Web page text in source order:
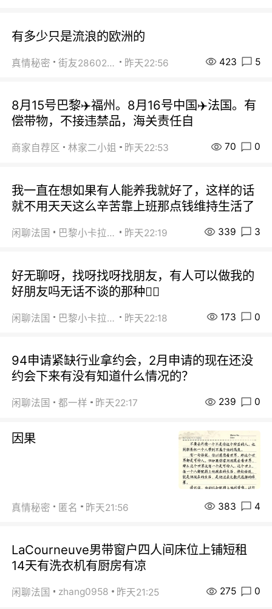
有多少只是流浪的欧洲的
真情秘密 街友28602925 昨天22:56 423 5
8月15号巴黎✈️福州。8月16号中国✈️法国。有
偿带物，不接违禁品，海关责任自
商家自荐区 林家二小姐 昨天22:53 70 0
我一直在想如果有人能养我就好了，这样的话
就不用天天这么辛苦靠上班那点钱维持生活了
闲聊法国 巴黎小卡拉咪 昨天22:19 339 3
好无聊呀，找呀找呀找朋友，有人可以做我的
好朋友吗无话不谈的那种😮‍💨
闲聊法国 巴黎小卡拉咪 昨天22:18 173 0
94申请紧缺行业拿约会，2月申请的现在还没
约会下来有没有知道什么情况的？
闲聊法国 都一样 昨天22:17 239 0
因果
真情秘密 匿名 昨天21:56 383 4
LaCourneuve男带窗户四人间床位上铺短租
14天有洗衣机有厨房有凉
闲聊法国 zhang0958 昨天21:25 275 0